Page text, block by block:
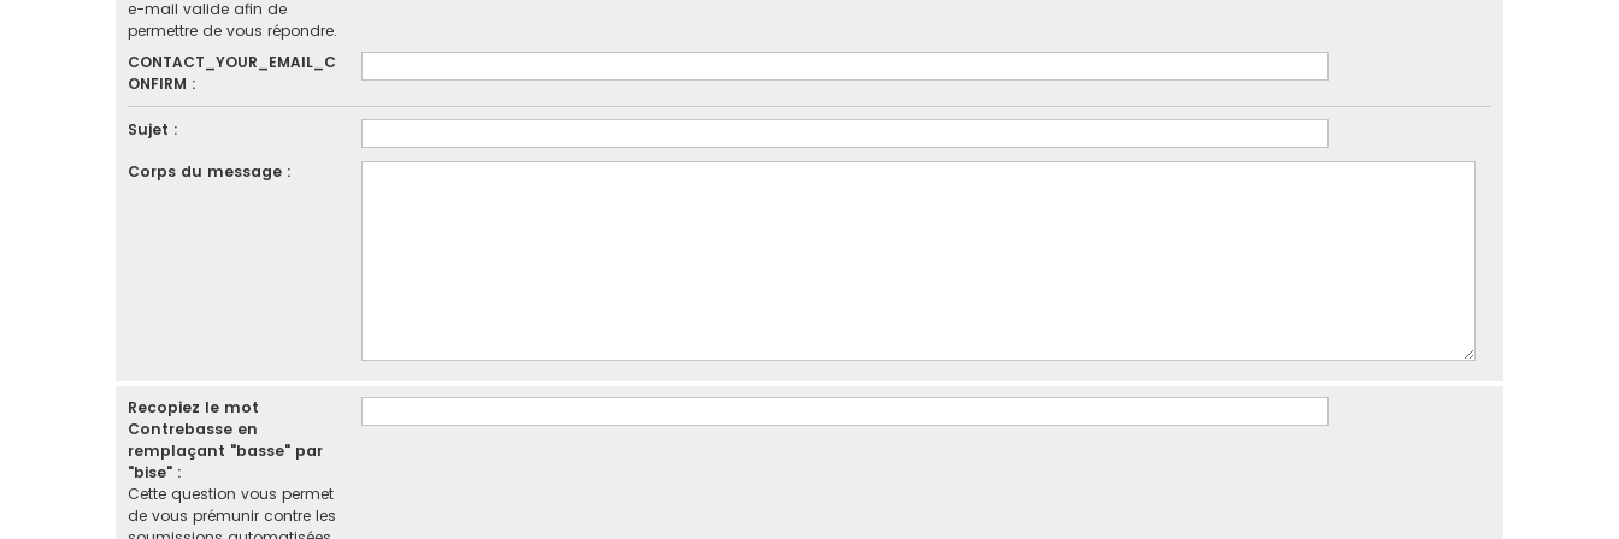
e-mail valide afin de
permettre de vous répondre.
CONTACT_YOUR_EMAIL_C
ONFIRM :
Sujet :
Corps du message :
Recopiez le mot
Contrebasse en
remplaçant "basse" par
"bise" :
Cette question vous permet
de vous prémunir contre les